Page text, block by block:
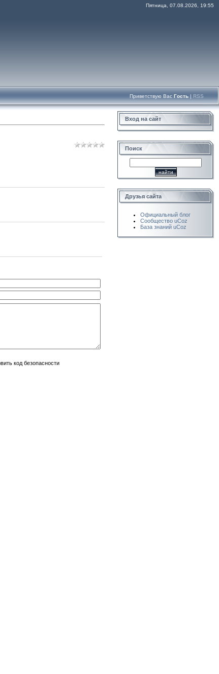
Пятница, 07.08.2026, 19:55
Приветствую Вас Гость | RSS
Вход на сайт
Поиск
Друзья сайта
Официальный блог
Сообщество uCoz
База знаний uCoz